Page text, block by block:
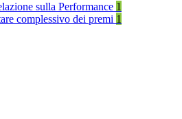
sulla Performance 1
complessivo dei premi 1